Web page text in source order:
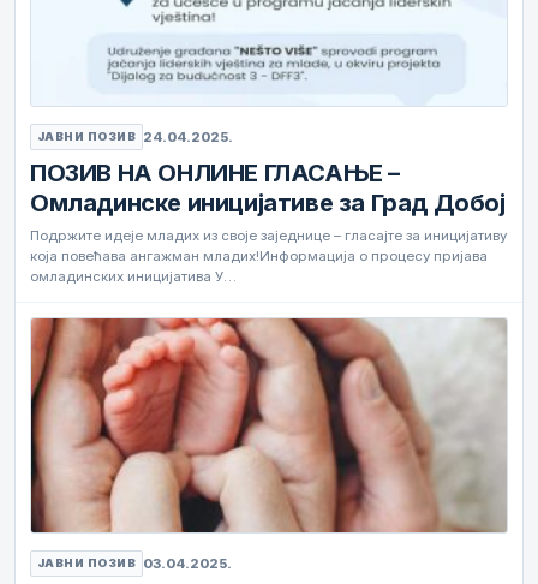
ЈАВНИ ПОЗИВ 24.04.2025.
ПОЗИВ НА ОНЛИНЕ ГЛАСАЊЕ –
Омладинске иницијативе за Град Добој
Подржите идеје младих из своје заједнице – гласајте за иницијативу
која повећава ангажман младих!Информација о процесу пријава
омладинских иницијатива У…
ЈАВНИ ПОЗИВ 03.04.2025.